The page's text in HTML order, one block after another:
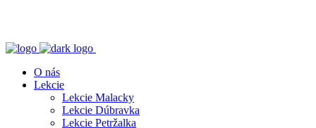
O nás
Lekcie
Lekcie Malacky
Lekcie Dúbravka
Lekcie Petržalka